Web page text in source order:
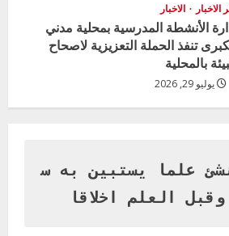
الاخبار الاخبار
الأنشطة المدرسية بمحلية مدني
تنفذ الحملة التعزيزية لاصحاح
بالمحلية
يوليو 29, 2026
بمحلية ود مدني الكبرى
أغسطس 3, 2026
علما يستبين به س
العلم اخلاقا